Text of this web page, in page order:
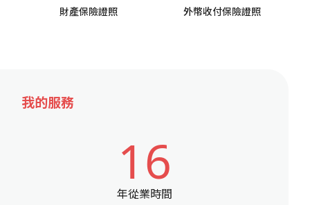
財產保險證照 外幣收付保險證照
我的服務
16
年從業時間